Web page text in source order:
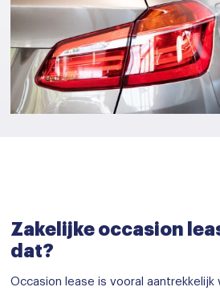
Zakelijke occasion
dat?
Occasion lease is vooral aantrekkelijk